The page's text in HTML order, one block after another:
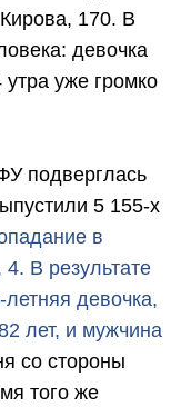
170. В
девочка
уже громко
подверглась
5 155-х
в
В результате
девочка,
лет, и мужчина
со стороны
того же